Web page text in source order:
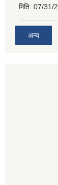
मिति: 07/31/
अन्य